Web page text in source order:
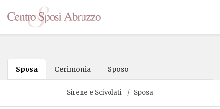
Sposa Cerimonia Sposo
Sirene e Scivolati Sposa